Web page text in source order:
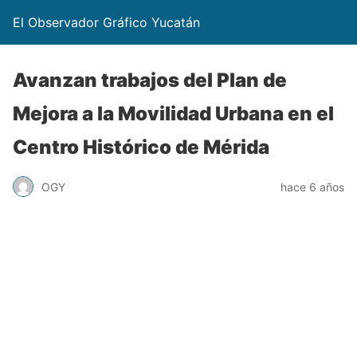
El Observador Gráfico Yucatán
Avanzan trabajos del Plan de
Mejora a la Movilidad Urbana en el
Centro Histórico de Mérida
OGY hace 6 años